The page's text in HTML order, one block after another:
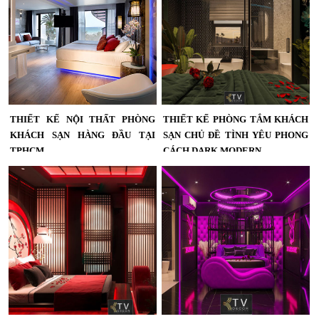
THIẾT KẾ NỘI THẤT PHÒNG
KHÁCH SẠN HÀNG ĐẦU TẠI
TPHCM
Thiết kế nội thất phòng khách sạn
hàng đầu tại TPHCM , mẫu khách
sạn mới lạ ,theo nhiều phong cách
khác nhau...
THIẾT KẾ PHÒNG TẮM KHÁCH
SẠN CHỦ ĐỀ TÌNH YÊU PHONG
CÁCH DARK MODERN
Thiết Kế Phòng Khách Sạn Chủ Đề
Tình Yêu Phong Cách Dark Modern
– Không Gian Phòng Tắm Mở Sang
Trọng, Hiện Đại...